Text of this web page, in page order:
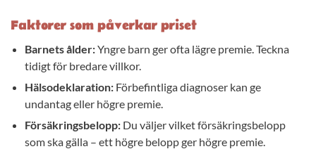
Faktorer som påverkar priset
Barnets ålder:Yngre barn ger ofta lägre premie. Teckna
tidigt för bredare villkor.
Hälsodeklaration: Förbefintliga diagnoser kan ge
undantag eller högre premie.
Försäkringsbelopp: Du väljer vilket försäkringsbelopp
som ska gälla – ett högre belopp ger högre premie.